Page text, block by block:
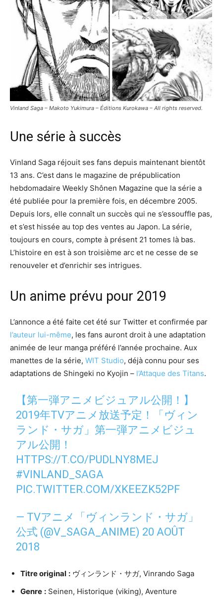
Vinland Saga – Makoto Yukimura – Éditions Kurokawa – All rights reserved.
Une série à succès
Vinland Saga réjouit ses fans depuis maintenant bientôt
13 ans. C’est dans le magazine de prépublication
hebdomadaire Weekly Shônen Magazine que la série a
été publiée pour la première fois, en décembre 2005.
Depuis lors, elle connaît un succès qui ne s’essouffle pas,
et s’est hissée au top des ventes au Japon. La série,
toujours en cours, compte à présent 21 tomes là bas.
L’histoire en est à son troisième arc et ne cesse de se
renouveler et d’enrichir ses intrigues.
Un anime prévu pour 2019
L’annonce a été faite cet été sur Twitter et confirmée par
l’auteur lui-même, les fans auront droit à une adaptation
animée de leur manga préféré l’année prochaine. Aux
manettes de la série, WIT Studio, déjà connu pour ses
adaptations de Shingeki no Kyojin – l’Attaque des Titans.
【第一弾アニメビジュアル公開！】
2019年TVアニメ放送予定！「ヴィン
ランド・サガ」第一弾アニメビジュ
アル公開！
HTTPS://T.CO/PUDLNY8MEJ
#VINLAND_SAGA
PIC.TWITTER.COM/XKEEZK52PF
— TVアニメ「ヴィンランド・サガ」
公式 (@V_SAGA_ANIME) 20 AOÛT
2018
Titre original : ヴィンランド・サガ, Vinrando Saga
Genre : Seinen, Historique (viking), Aventure